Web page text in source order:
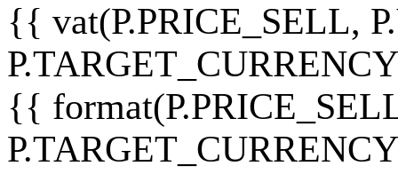
{{ vat(P.PRICE_SELL,
{{